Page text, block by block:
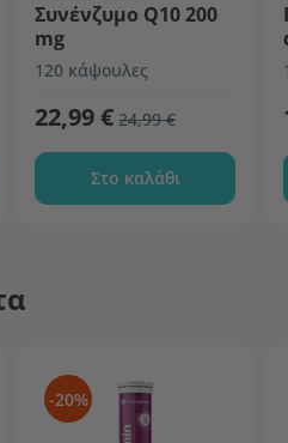
Συνένζυμο Q10 200
mg
120 κάψουλες
22,99 € 24,99 €
Στο καλάθι
-20%